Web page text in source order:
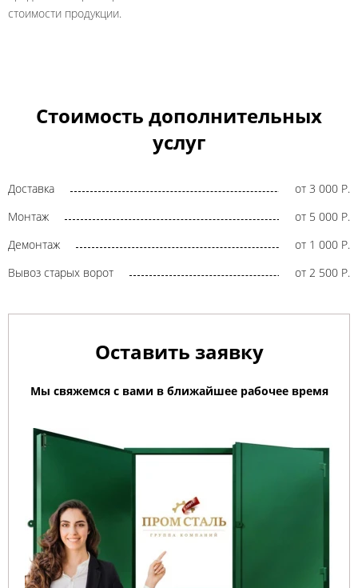
стоимости продукции.
Стоимость дополнительных
услуг
Доставка
от 3 000 Р.
Монтаж
от 5 000 Р.
Демонтаж
от 1 000 Р.
Вывоз старых ворот
от 2 500 Р.
Оставить заявку
Мы свяжемся с вами в ближайшее рабочее время